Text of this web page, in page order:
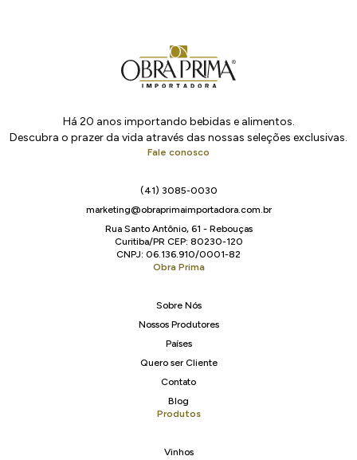
Há 20 anos importando bebidas e alimentos.
Descubra o prazer da vida através das nossas seleções exclusivas.
Fale conosco
(41) 3085-0030
marketing@obraprimaimportadora.com.br
Rua Santo Antônio, 61 - Rebouças
Curitiba/PR CEP: 80230-120
CNPJ: 06.136.910/0001-82
Obra Prima
Sobre Nós
Nossos Produtores
Países
Quero ser Cliente
Contato
Blog
Produtos
Vinhos